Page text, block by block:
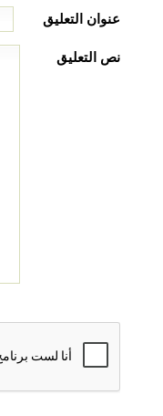
عنوان التعليق
نص التعليق